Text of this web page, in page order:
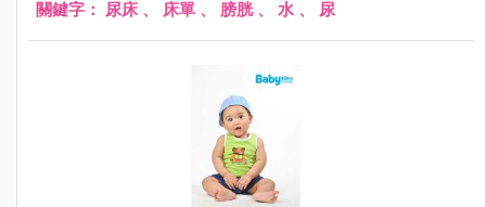
關鍵字： 尿床 、 床單 、 膀胱、 水 、 尿